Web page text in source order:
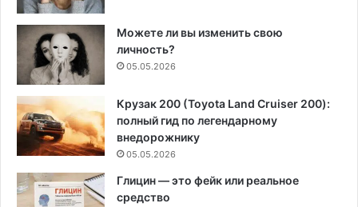
Можете ли вы изменить свою
личность?
05.05.2026
Крузак 200 (Toyota Land Cruiser 200):
полный гид по легендарному
внедорожнику
05.05.2026
Глицин — это фейк или реальное
средство